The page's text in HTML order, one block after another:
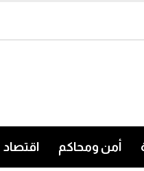
أمن ومحاكم اقتصاد